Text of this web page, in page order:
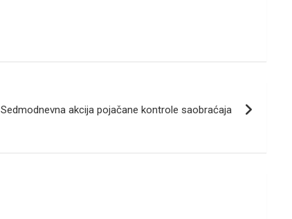
Sedmodnevna akcija pojačane kontrole saobraćaja